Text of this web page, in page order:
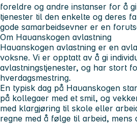
foreldre og andre instanser for å
tjenester til den enkelte og deres
gode samarbeidsevner er en
Om Hauanskogen avlastning
Hauanskogen avlastning er en
voksne. Vi er opptatt av å gi
avlastningstjenester, og har stort
hverdagsmestring.
En typisk dag på Hauanskogen
på kollegaer med et smil, og
med klargjøring til skole eller
regne med å følge til arbeid, mens